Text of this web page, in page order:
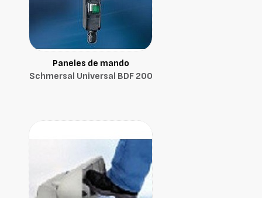
Paneles de mando
Schmersal Universal BDF 200